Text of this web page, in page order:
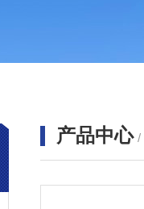
产品中心 /